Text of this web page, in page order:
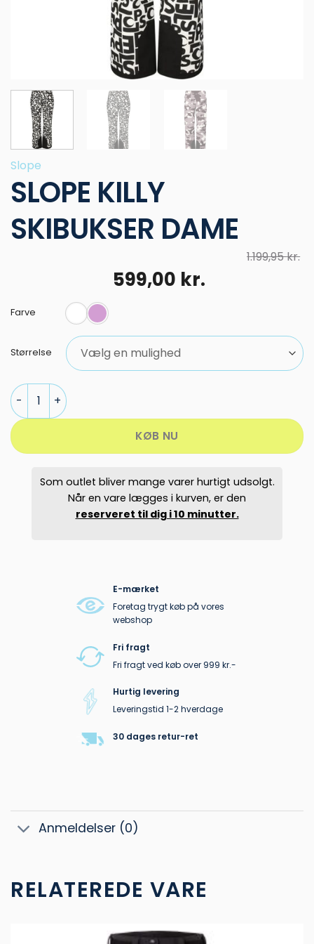
Slope
SLOPE KILLY
SKIBUKSER DAME
1.199,95kr.
Den
var:
1.199,95 kr..
599,00 kr.Den
er:
599,00 kr..
Farve
Størrelse
SLOPE KILLY SKIBUKSER DAME antal
KØB NU
Som outlet bliver mange varer hurtigt udsolgt.
Når en vare lægges i kurven, er den
reserveret til dig i 10 minutter.
E-mærket
Foretag trygt køb på vores
webshop
Fri fragt
Fri fragt ved køb over 999 kr.-
Hurtig levering
Leveringstid 1-2 hverdage
30 dages retur-ret
Anmeldelser (0)
RELATEREDE VARE